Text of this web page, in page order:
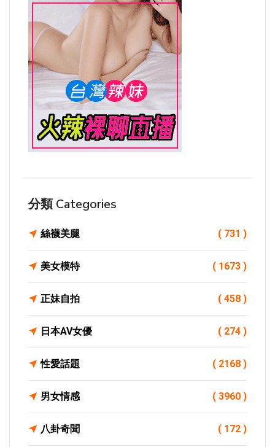
分類 Categories
絲襪美腿 ( 731 )
美女模特 ( 1673 )
正妹自拍 ( 458 )
日本AV女優 ( 274 )
性愛話題 ( 2168 )
男女情感 ( 3960 )
八卦奇聞 ( 172 )